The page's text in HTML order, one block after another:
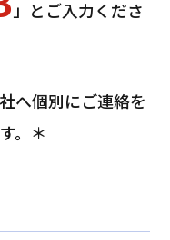
」とご入力くださ
へ個別にご連絡を
。＊